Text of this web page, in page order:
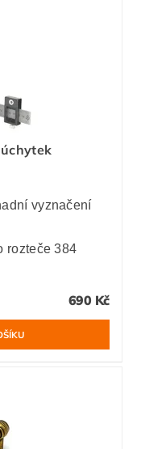
vyznačení
rozteče 384
690 Kč